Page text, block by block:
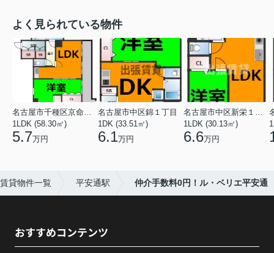
よく見られている物件
1LDK (58.30㎡)
5.7万円
名古屋市中区錦１丁目
1DK (33.51㎡)
6.1万円
1LDK (30.13㎡)
6.6万円
貸物件一覧 平安通駅 仲介手数料0円！ル・ベリエ平安通
おすすめコンテンツ